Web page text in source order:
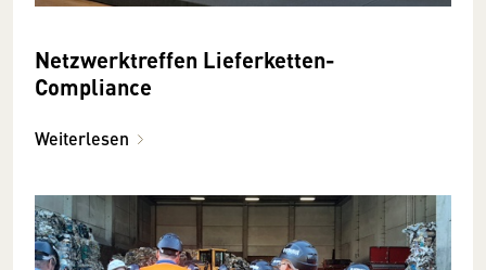
Netzwerktreffen Lieferketten-
Compliance
Weiterlesen